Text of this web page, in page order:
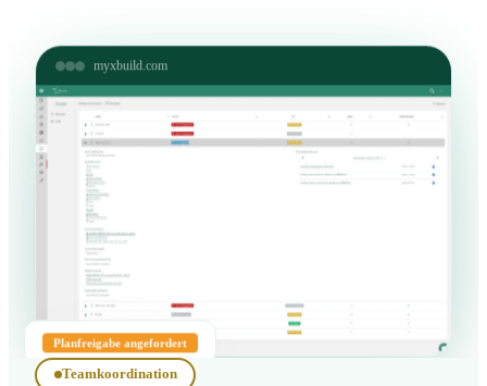
Planfreigabe angefordert
Teamkoordination